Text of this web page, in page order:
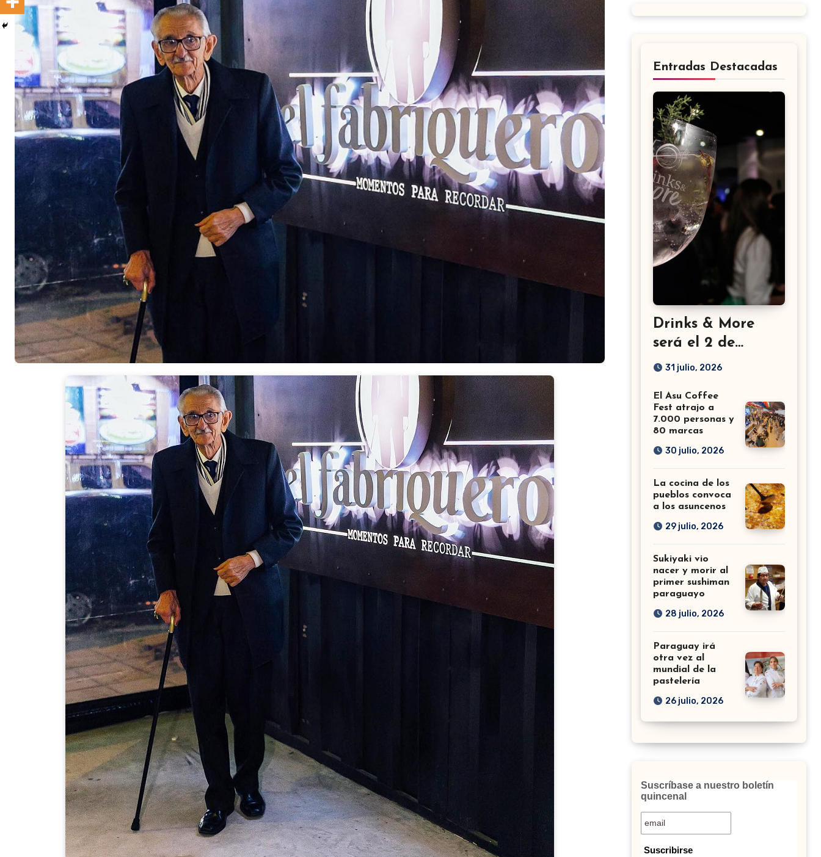
Entradas Destacadas
Drinks & More
será el 2 de
setiembre en el
31 julio, 2026
El Asu Coffee
Fest atrajo a
7.000 personas y
80 marcas
30 julio, 2026
La cocina de los
pueblos convoca
a los asuncenos
29 julio, 2026
Sukiyaki vio
nacer y morir al
primer sushiman
paraguayo
28 julio, 2026
Paraguay irá
otra vez al
mundial de la
pastelería
26 julio, 2026
Suscríbase a nuestro boletín
quincenal